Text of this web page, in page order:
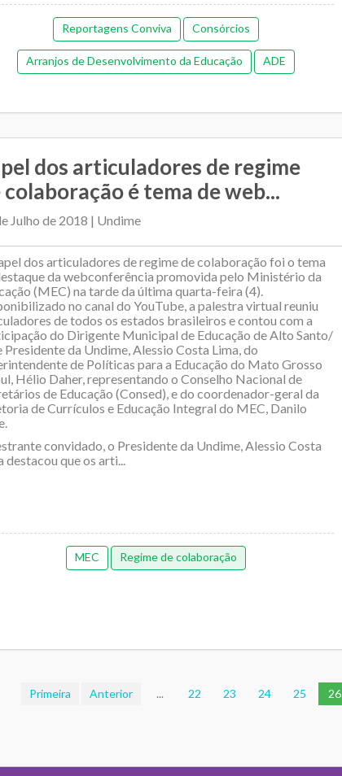
Reportagens Conviva Consórcios
Arranjos de Desenvolvimento da Educação ADE
dos articuladores de regime
colaboração é tema de web...
Julho de 2018 | Undime
dos articuladores de regime de colaboração foi o tema
da webconferência promovida pelo Ministério da
(MEC) na tarde da última quarta-feira (4).
no canal do YouTube, a palestra virtual reuniu
de todos os estados brasileiros e contou com a
do Dirigente Municipal de Educação de Alto Santo/
Presidente da Undime, Alessio Costa Lima, do
de Políticas para a Educação do Mato Grosso
Hélio Daher, representando o Conselho Nacional de
de Educação (Consed), e do coordenador-geral da
de Currículos e Educação Integral do MEC, Danilo
convidado, o Presidente da Undime, Alessio Costa
destacou que os arti...
MEC Regime de colaboração
Primeira Anterior ... 22 23 24 25 26